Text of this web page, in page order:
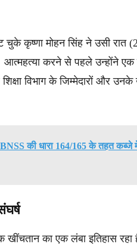
कृष्णा मोहन सिंह ने उसी रात
करने से पहले उन्होंने एक
विभाग के जिम्मेदारों और उनके
की धारा 164/165 के तहत कब्जे
का एक लंबा इतिहास रहा